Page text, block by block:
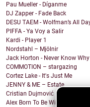
Pau Mueller - Díganme
DJ Zapper - Fade Back
DESU TAEM - Wolfman’s All
PIFFA - Ya Voy a Salir
Kardi - Player 1
Nordstahl – Mjölnir
Jack Horton - Never Know
COMMOTION – stargazing
Cortez Lake - It's Just Me
JENNY & ME – Estate
Cristian Dujmović – Fin de un
Alex Born To Be Wild - Nice Girls